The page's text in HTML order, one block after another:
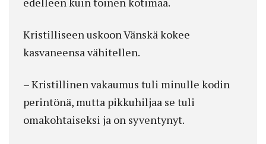
Kristilliseen uskoon Vänskä kokee
kasvaneensa vähitellen.
– Kristillinen vakaumus tuli minulle kodin
perintönä, mutta pikkuhiljaa se tuli
omakohtaiseksi ja on syventynyt.